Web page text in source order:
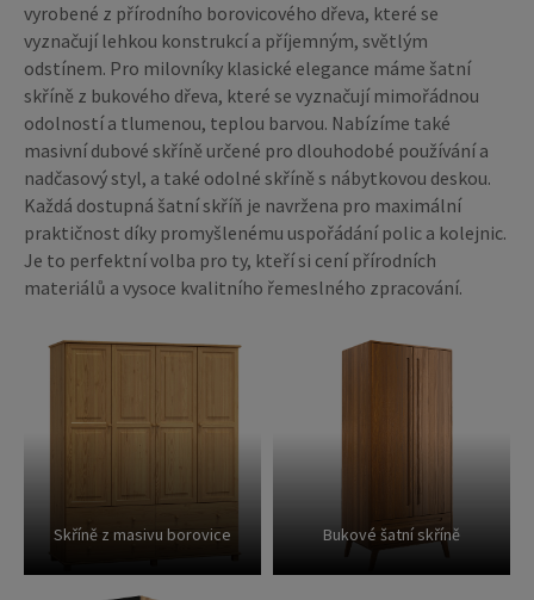
vyrobené z přírodního borovicového dřeva, které se
vyznačují lehkou konstrukcí a příjemným, světlým
odstínem. Pro milovníky klasické elegance máme šatní
skříně z bukového dřeva, které se vyznačují mimořádnou
odolností a tlumenou, teplou barvou. Nabízíme také
masivní dubové skříně určené pro dlouhodobé používání a
nadčasový styl, a také odolné skříně s nábytkovou deskou.
Každá dostupná šatní skříň je navržena pro maximální
praktičnost díky promyšlenému uspořádání polic a kolejnic.
Je to perfektní volba pro ty, kteří si cení přírodních
materiálů a vysoce kvalitního řemeslného zpracování.
Skříně z masivu borovice Bukové šatní skříně